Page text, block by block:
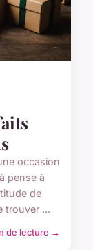
occasion
pensé à
de
trouver ...
de lecture →